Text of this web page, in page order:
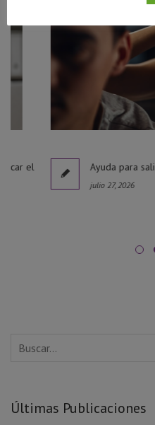
Ayuda para salir de
julio 27, 2026
Últimas Publicaciones